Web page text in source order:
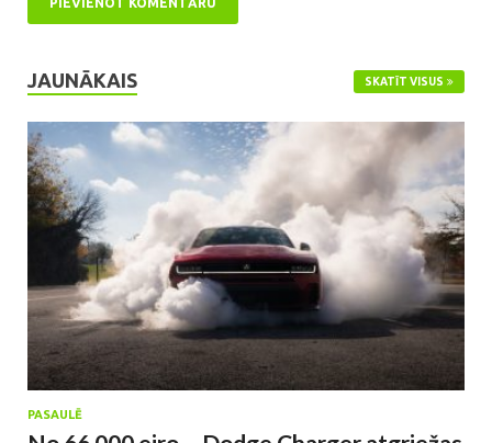
JAUNĀKAIS SKATĪT VISUS
PASAULĒ